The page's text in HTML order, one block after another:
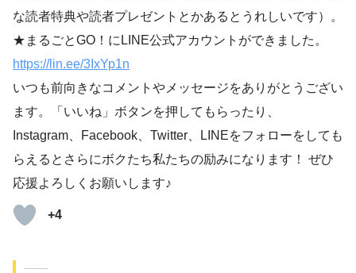
な読者特典や読者プレゼントとかあるとうれしいです）。
★まるごとGO！にLINE公式アカウントができました。
https://lin.ee/3IxYp1n
いつも前向きなコメントやメッセージをありがとうござい
ます。「いいね」ボタンを押してもらったり、
Instagram、Facebook、Twitter、LINEをフォローをしても
らえるとさらにボクたち私たちの励みになります！ ぜひ
応援よろしくお願いします♪
+4